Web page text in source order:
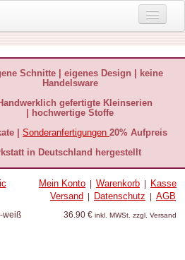
häufige Fragen
Kontakt
Datenschutz
Schnitte | eigenes Design | keine
Handelsware
gefertigte Kleinserien
| hochwertige Stoffe
| Sonderanfertigungen 20% Aufpreis
in Deutschland hergestellt
Mein Konto Warenkorb
Kasse
Versand
Datenschutz AGB
weiß
36.90 € inkl. MWSt. zzgl. Versand